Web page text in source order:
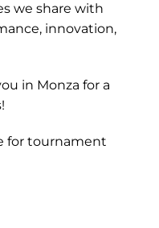
we share with
innovation,
in Monza for a
for tournament